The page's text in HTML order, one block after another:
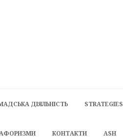
ДІЯЛЬНІСТЬ STRATEGIES
КОНТАКТИ ASH